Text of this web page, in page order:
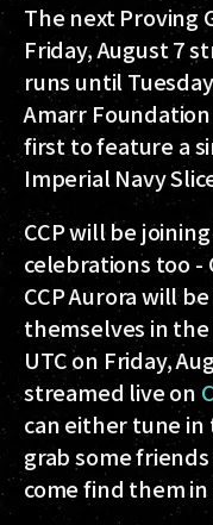
The next Proving
Friday, August 7
runs until
Amarr
first to feature a
Imperial Navy
CCP will be
celebrations too -
CCP Aurora will
themselves in
UTC on Friday,
streamed live on
can either tune in
grab some
come find them